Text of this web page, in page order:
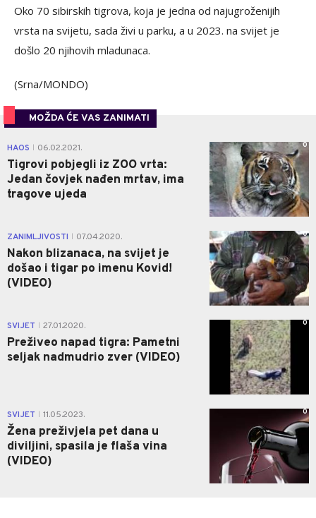
Oko 70 sibirskih tigrova, koja je jedna od najugroženijih
vrsta na svijetu, sada živi u parku, a u 2023. na svijet je
došlo 20 njihovih mladunaca.
(Srna/MONDO)
MOŽDA ĆE VAS ZANIMATI
HAOS 06.02.2021.
Tigrovi pobjegli iz ZOO vrta:
Jedan čovjek nađen mrtav, ima
tragove ujeda
0
ZANIMLJIVOSTI 07.04.2020.
Nakon blizanaca, na svijet je
došao i tigar po imenu Kovid!
(VIDEO)
0
SVIJET 27.01.2020.
Preživeo napad tigra: Pametni
seljak nadmudrio zver (VIDEO)
0
SVIJET 11.05.2023.
Žena preživjela pet dana u
diviljini, spasila je flaša vina
(VIDEO)
0